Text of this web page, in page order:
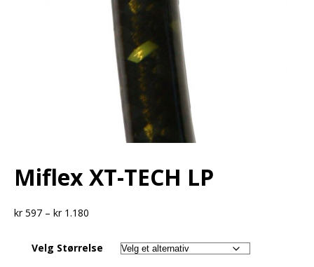
Miflex XT-TECH LP
kr597 – kr1.180
Velg Størrelse